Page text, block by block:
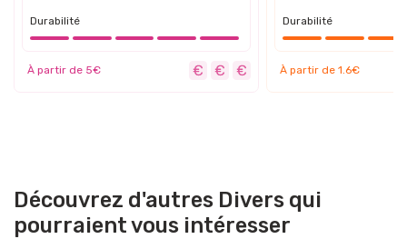
Durabilité
À partir de 5€
Durabilité
À partir de 1.6€
Découvrez d'autres Divers qui
pourraient vous intéresser